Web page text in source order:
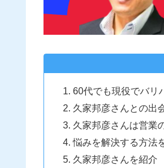
60代でも現役でバリ
久家邦彦さんとの出
久家邦彦さんは営業
悩みを解決する方法
久家邦彦さんを紹介